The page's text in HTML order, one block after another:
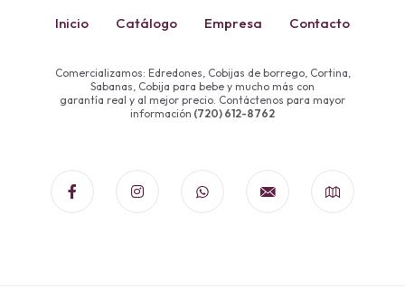
Inicio Catálogo Empresa Contacto
Comercializamos: Edredones, Cobijas de borrego, Cortina,
Sabanas, Cobija para bebe y mucho más con
garantía real y al mejor precio. Contáctenos para mayor
información (720) 612-8762